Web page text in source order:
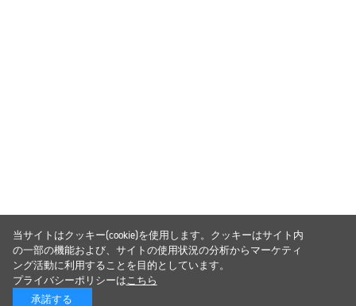
当サイトはクッキー(cookie)を使用します。クッキーはサイト内
の一部の機能および、サイトの使用状況の分析からマーケティ
ング活動に利用することを目的としています。
プライバシーポリシーはこちら
承諾する